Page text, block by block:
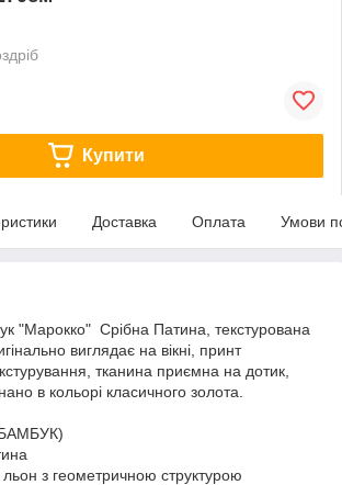
Купити
Доставка Оплата Умови
"Марокко" Срібна Патина, текстурована
виглядає на вікні, принт
тканина приємна на дотик,
в кольорі класичного золота.
з геометричною структурою